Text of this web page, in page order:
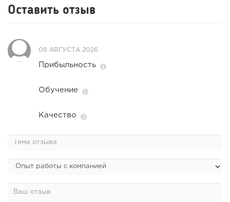
Оставить отзыв
08 АВГУСТА 2026
Прибыльность
Обучение
Качество